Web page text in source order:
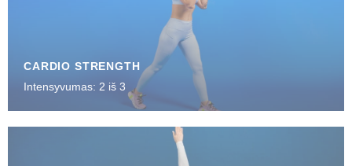
CARDIO STRENGTH
Intensyvumas: 2 iš 3